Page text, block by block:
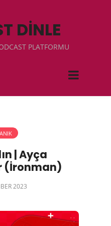
DİNLE
PLATFORMU
| Ayça
(İronman)
2023